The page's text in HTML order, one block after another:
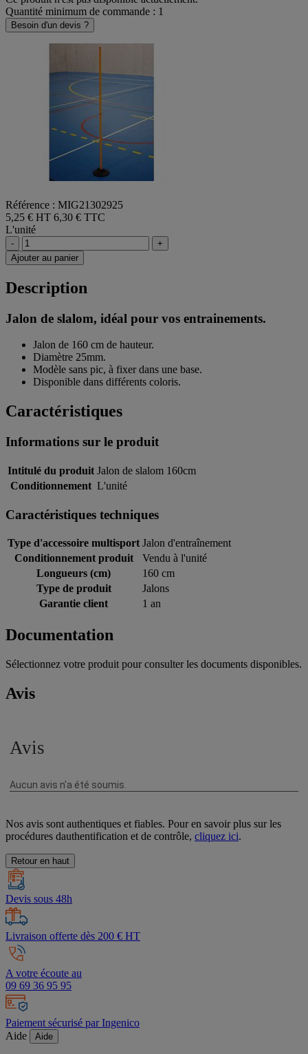
Quantité minimum de commande : 1
Besoin d'un devis ?
Référence : MIG21302925
5,25 € HT 6,30 € TTC
L'unité
-
+
Ajouter au panier
Description
Jalon de slalom, idéal pour vos entrainements.
Jalon de 160 cm de hauteur.
Diamètre 25mm.
Modèle sans pic, à fixer dans une base.
Disponible dans différents coloris.
Caractéristiques
Informations sur le produit
Intitulé du produit Jalon de slalom 160cm
Conditionnement L'unité
Caractéristiques techniques
Type d'accessoire multisport Jalon d'entraînement
Conditionnement produit
Vendu à l'unité
Longueurs (cm)
160 cm
Type de produit
Jalons
Garantie client
1 an
Documentation
Sélectionnez votre produit pour consulter les documents disponibles.
Avis
Nos avis sont authentiques et fiables. Pour en savoir plus sur les
procédures dauthentification et de contrôle, cliquez ici.
Retour en haut
Devis sous 48h
Livraison offerte dès 200 € HT
A votre écoute au
09 69 36 95 95
Paiement sécurisé par Ingenico
Aide
Aide